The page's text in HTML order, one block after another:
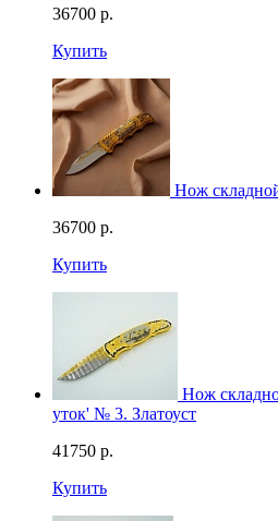
36700 р.
Купить
Нож
36700 р.
Купить
Нож
уток' № 3. Златоуст
41750 р.
Купить